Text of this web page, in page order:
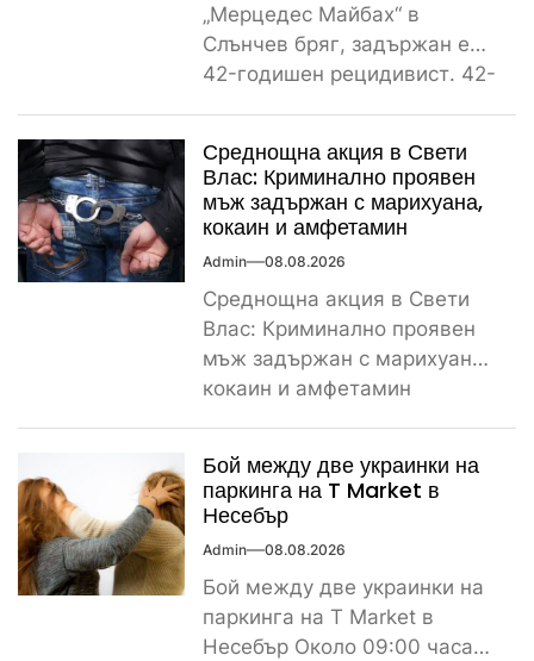
„Мерцедес Майбах“ в
Слънчев бряг, задържан е
42-годишен рецидивист. 42-
ямболското...
Среднощна акция в Свети
Влас: Криминално проявен
мъж задържан с марихуана,
кокаин и амфетамин
Admin 08.08.2026
Среднощна акция в Свети
Влас: Криминално проявен
мъж задържан с марихуана,
кокаин и амфетамин
Бой между две украинки на
паркинга на T Market в
Несебър
Admin 08.08.2026
Бой между две украинки на
паркинга на T Market в
Несебър Около 09:00 часа